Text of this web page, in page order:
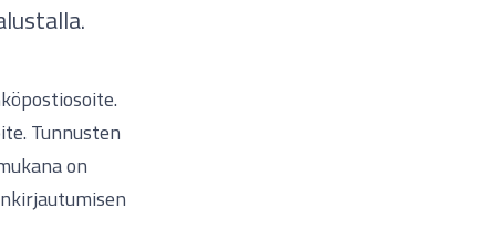
Tunnusten
on